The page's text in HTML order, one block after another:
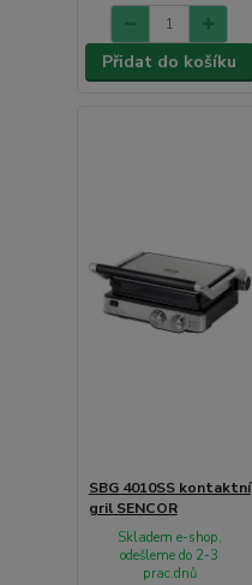
Přidat do košíku
SBG 4010SS kontaktní
gril SENCOR
Skladem e-shop,
odešleme do 2-3
prac.dnů